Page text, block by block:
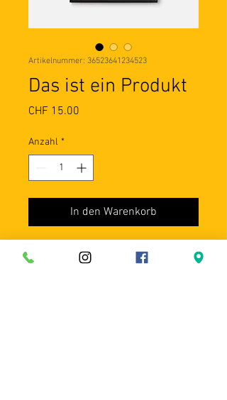
Artikelnummer: 36523641234523
Das ist ein Produkt
CHF 15.00
Anzahl *
In den Warenkorb
Dies ist eine Produktbeschreibung.
Hier können Sie Details zu Ihrem